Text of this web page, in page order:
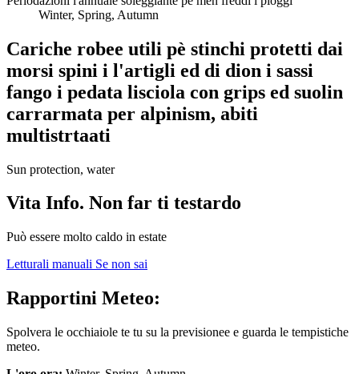
Winter, Spring, Autumn
Cariche robee utili pè stinchi protetti dai
morsi spini i l'artigli ed di dion i sassi
fango i pedata lisciola con grips ed suolin
carrarmata per alpinism, abiti
multistrtaati
Sun protection, water
Vita Info. Non far ti testardo
Può essere molto caldo in estate
Letturali manuali Se non sai
Rapportini Meteo:
Spolvera le occhiaiole te tu su la previsionee e guarda le tempistiche
meteo.